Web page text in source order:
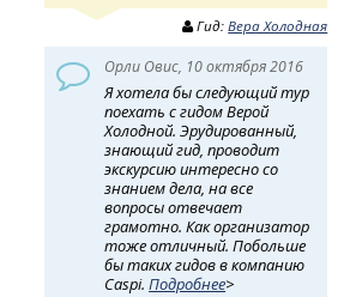
Гид:Вера Холодная
Орли Овис, 10 октября 2016
Я хотела бы следующий тур
поехать с гидом Верой
Холодной. Эрудированный,
знающий гид, проводит
экскурсию интересно со
знанием дела, на все
вопросы отвечает
грамотно. Как организатор
тоже отличный. Побольше
бы таких гидов в компанию
Caspi.Подробнее>